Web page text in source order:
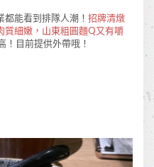
能看到排隊人潮！ 招牌清燉
質細嫩，山東粗圓麵Q又有嚼
！目前提供外帶哦！